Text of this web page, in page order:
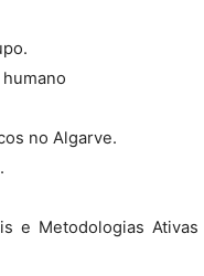
no Algarve.
e Metodologias Ativas